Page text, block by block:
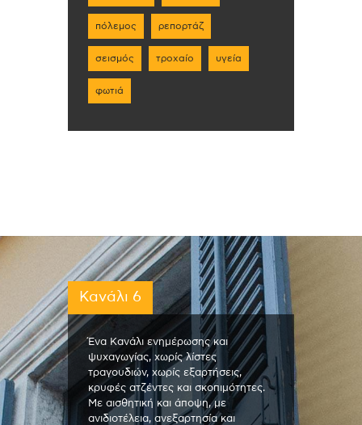
πόλεμος ρεπορτάζ
σεισμός τροχαίο υγεία
φωτιά
Κανάλι 6
Ένα Κανάλι ενημέρωσης και
ψυχαγωγίας, χωρίς λίστες
τραγουδιών, χωρίς εξαρτήσεις,
κρυφές ατζέντες και σκοπιμότητες.
Με αισθητική και άποψη, με
ανιδιοτέλεια, ανεξαρτησία και